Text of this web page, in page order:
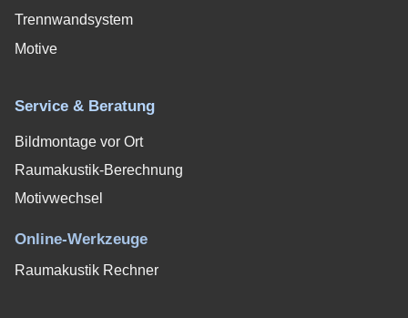
Trennwandsystem
Motive
Service & Beratung
Bildmontage vor Ort
Raumakustik-Berechnung
Motivwechsel
Online-Werkzeuge
Raumakustik Rechner